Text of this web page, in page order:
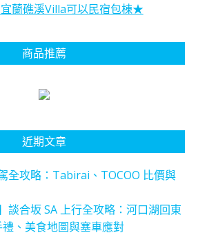
宜蘭礁溪Villa可以民宿包棟★
商品推薦
近期文章
全攻略：Tabirai、TOCOO 比價與
談合坂 SA 上行全攻略：河口湖回東
、美食地圖與塞車應對